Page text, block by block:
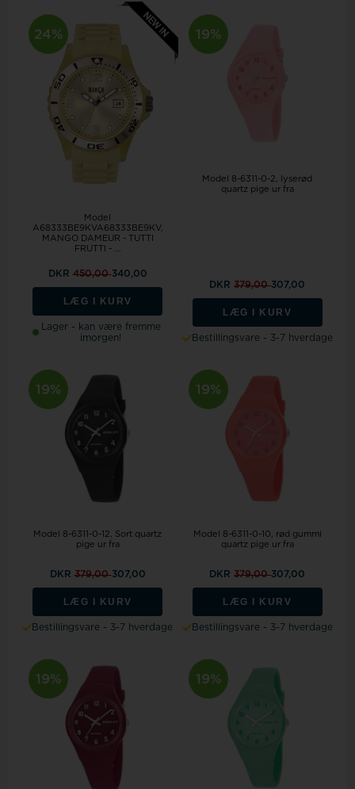
24%
Model
A68333BE9KVA68333BE9KV,
MANGO DAMEUR - TUTTI
FRUTTI - ...
DKR 450,00340,00
LÆG I KURV
Lager - kan være fremme
imorgen!
19%
Model 8-6311-0-2
lyserød
quartz pige ur fra
DKR379,00307,00
LÆG I KURV
Bestillingsvare - 3-7 hverdage
19%
Model 8-6311-0-12
Sort quartz
pige ur fra
DKR 379,00307,00
LÆG I KURV
Bestillingsvare - 3-7 hverdage
19%
Model 8-6311-0-10
rød gummi
quartz pige ur fra
DKR379,00307,00
LÆG I KURV
Bestillingsvare - 3-7 hverdage
19% 19%